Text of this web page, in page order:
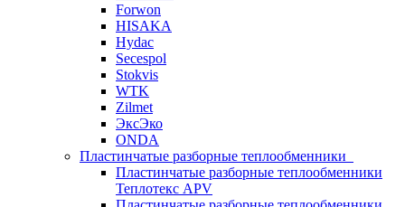
Forwon
HISAKA
Hydac
Secespol
Stokvis
WTK
Zilmet
ЭксЭко
ONDA
Пластинчатые разборные теплообменники
Пластинчатые разборные теплообменники
Теплотекс APV